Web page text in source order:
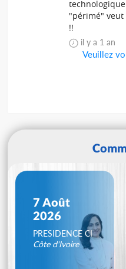
"périmé"
!!
il y a 1 an
Veuillez
7 Août
2026
PRESIDENCE CI
Côte d'Ivoire